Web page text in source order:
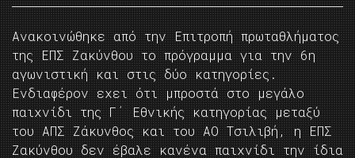
Ανακοινώθηκε από την Επιτροπή πρωταθλήματος
της ΕΠΣ Ζακύνθου το πρόγραμμα για την 6η
αγωνιστική και στις δύο κατηγορίες.
Ενδιαφέρον εχει ότι μπροστά στο μεγάλο
παιχνίδι της Γ΄ Εθνικής κατηγορίας μεταξύ
του ΑΠΣ Ζάκυνθος και του ΑΟ Τσιλιβή, η ΕΠΣ
Ζακύνθου δεν έβαλε κανένα παιχνίδι την ίδια